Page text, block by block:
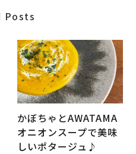
Posts
かぼちゃとAWATAMA
オニオンスープで美味
しいポタージュ♪